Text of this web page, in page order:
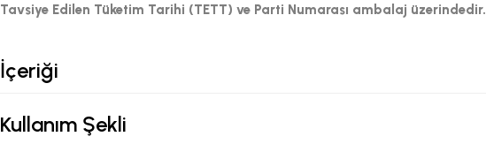
Tavsiye Edilen Tüketim Tarihi (TETT) ve Parti Numarası ambalaj üzerindedir.
İçeriği
Kullanım Şekli